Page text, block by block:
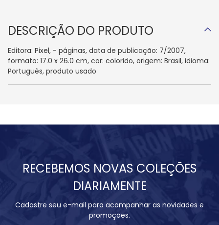
DESCRIÇÃO DO PRODUTO
Editora: Pixel, - páginas, data de publicação: 7/2007,
formato: 17.0 x 26.0 cm, cor: colorido, origem: Brasil, idioma:
Português, produto usado
RECEBEMOS NOVAS COLEÇÕES
DIARIAMENTE
Cadastre seu e-mail para acompanhar as novidades e
promoções.